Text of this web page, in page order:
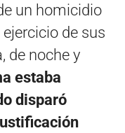
un homicidio
de sus
de noche y
estaba
disparó